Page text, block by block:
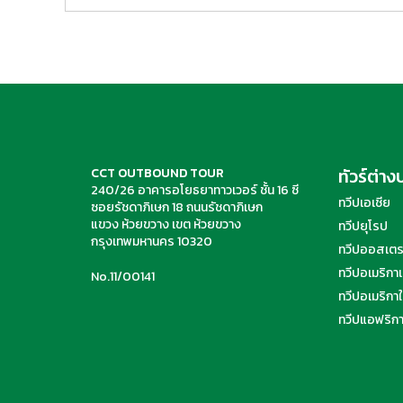
CCT OUTBOUND TOUR
240/26 อาคารอโยธยาทาวเวอร์ ชั้น 16 ซี
ซอยรัชดาภิเษก 18 ถนนรัชดาภิเษก
แขวง ห้วยขวาง เขต ห้วยขวาง
กรุงเทพมหานคร 10320
No.11/00141
ทัวร์ต่าง
ทวีปเอเชีย
ทวีปยุโรป
ทวีปออสเต
ทวีปอเมริกา
ทวีปอเมริกา
ทวีปแอฟริกา